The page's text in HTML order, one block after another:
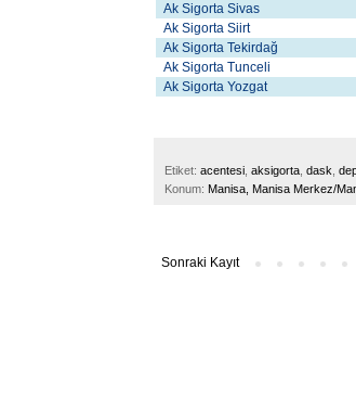
Ak Sigorta Sivas
Ak Sigorta Siirt
Ak Sigorta Tekirdağ
Ak Sigorta Tunceli
Ak Sigorta Yozgat
Etiket: acentesi aksigorta dask
Konum: Manisa, Manisa Merkez/
Sonraki Kayıt